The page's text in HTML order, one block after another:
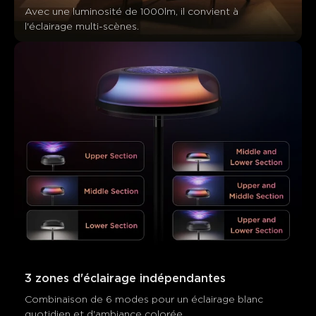
Avec une luminosité de 1000lm, il convient à
l'éclairage multi-scènes.
3 zones d'éclairage indépendantes
Combinaison de 6 modes pour un éclairage blanc